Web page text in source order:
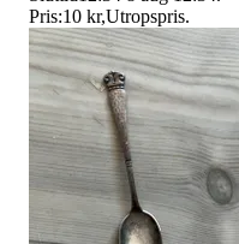
Pris:10 kr,Utropspris.